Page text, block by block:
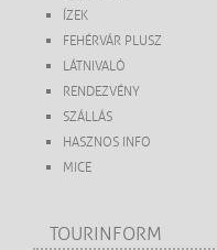
ÍZEK
FEHÉRVÁR PLUSZ
LÁTNIVALÓ
RENDEZVÉNY
SZÁLLÁS
HASZNOS INFO
MICE
TOURINFORM